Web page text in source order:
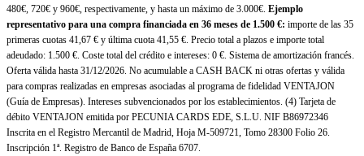
480€, 720€ y 960€, respectivamente, y hasta un máximo de 3.000€. Ejemplo
representativo para una compra financiada en 36 meses de 1.500 €: importe de las 35
primeras cuotas 41,67 € y última cuota 41,55 €. Precio total a plazos e importe total
adeudado: 1.500 €. Coste total del crédito e intereses: 0 €. Sistema de amortización francés.
Oferta válida hasta 31/12/2026. No acumulable a CASH BACK ni otras ofertas y válida
para compras realizadas en empresas asociadas al programa de fidelidad VENTAJON
(Guía de Empresas). Intereses subvencionados por los establecimientos. (4) Tarjeta de
débito VENTAJON emitida por PECUNIA CARDS EDE, S.L.U. NIF B86972346
Inscrita en el Registro Mercantil de Madrid, Hoja M-509721, Tomo 28300 Folio 26.
Inscripción 1ª. Registro de Banco de España 6707.